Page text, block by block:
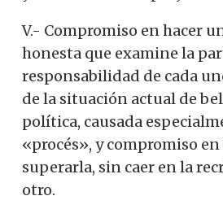
V.- Compromiso en hacer
honesta que examine la
responsabilidad de cada
de la situación actual de
política, causada
«procés», y compromiso
superarla, sin caer en la
otro.